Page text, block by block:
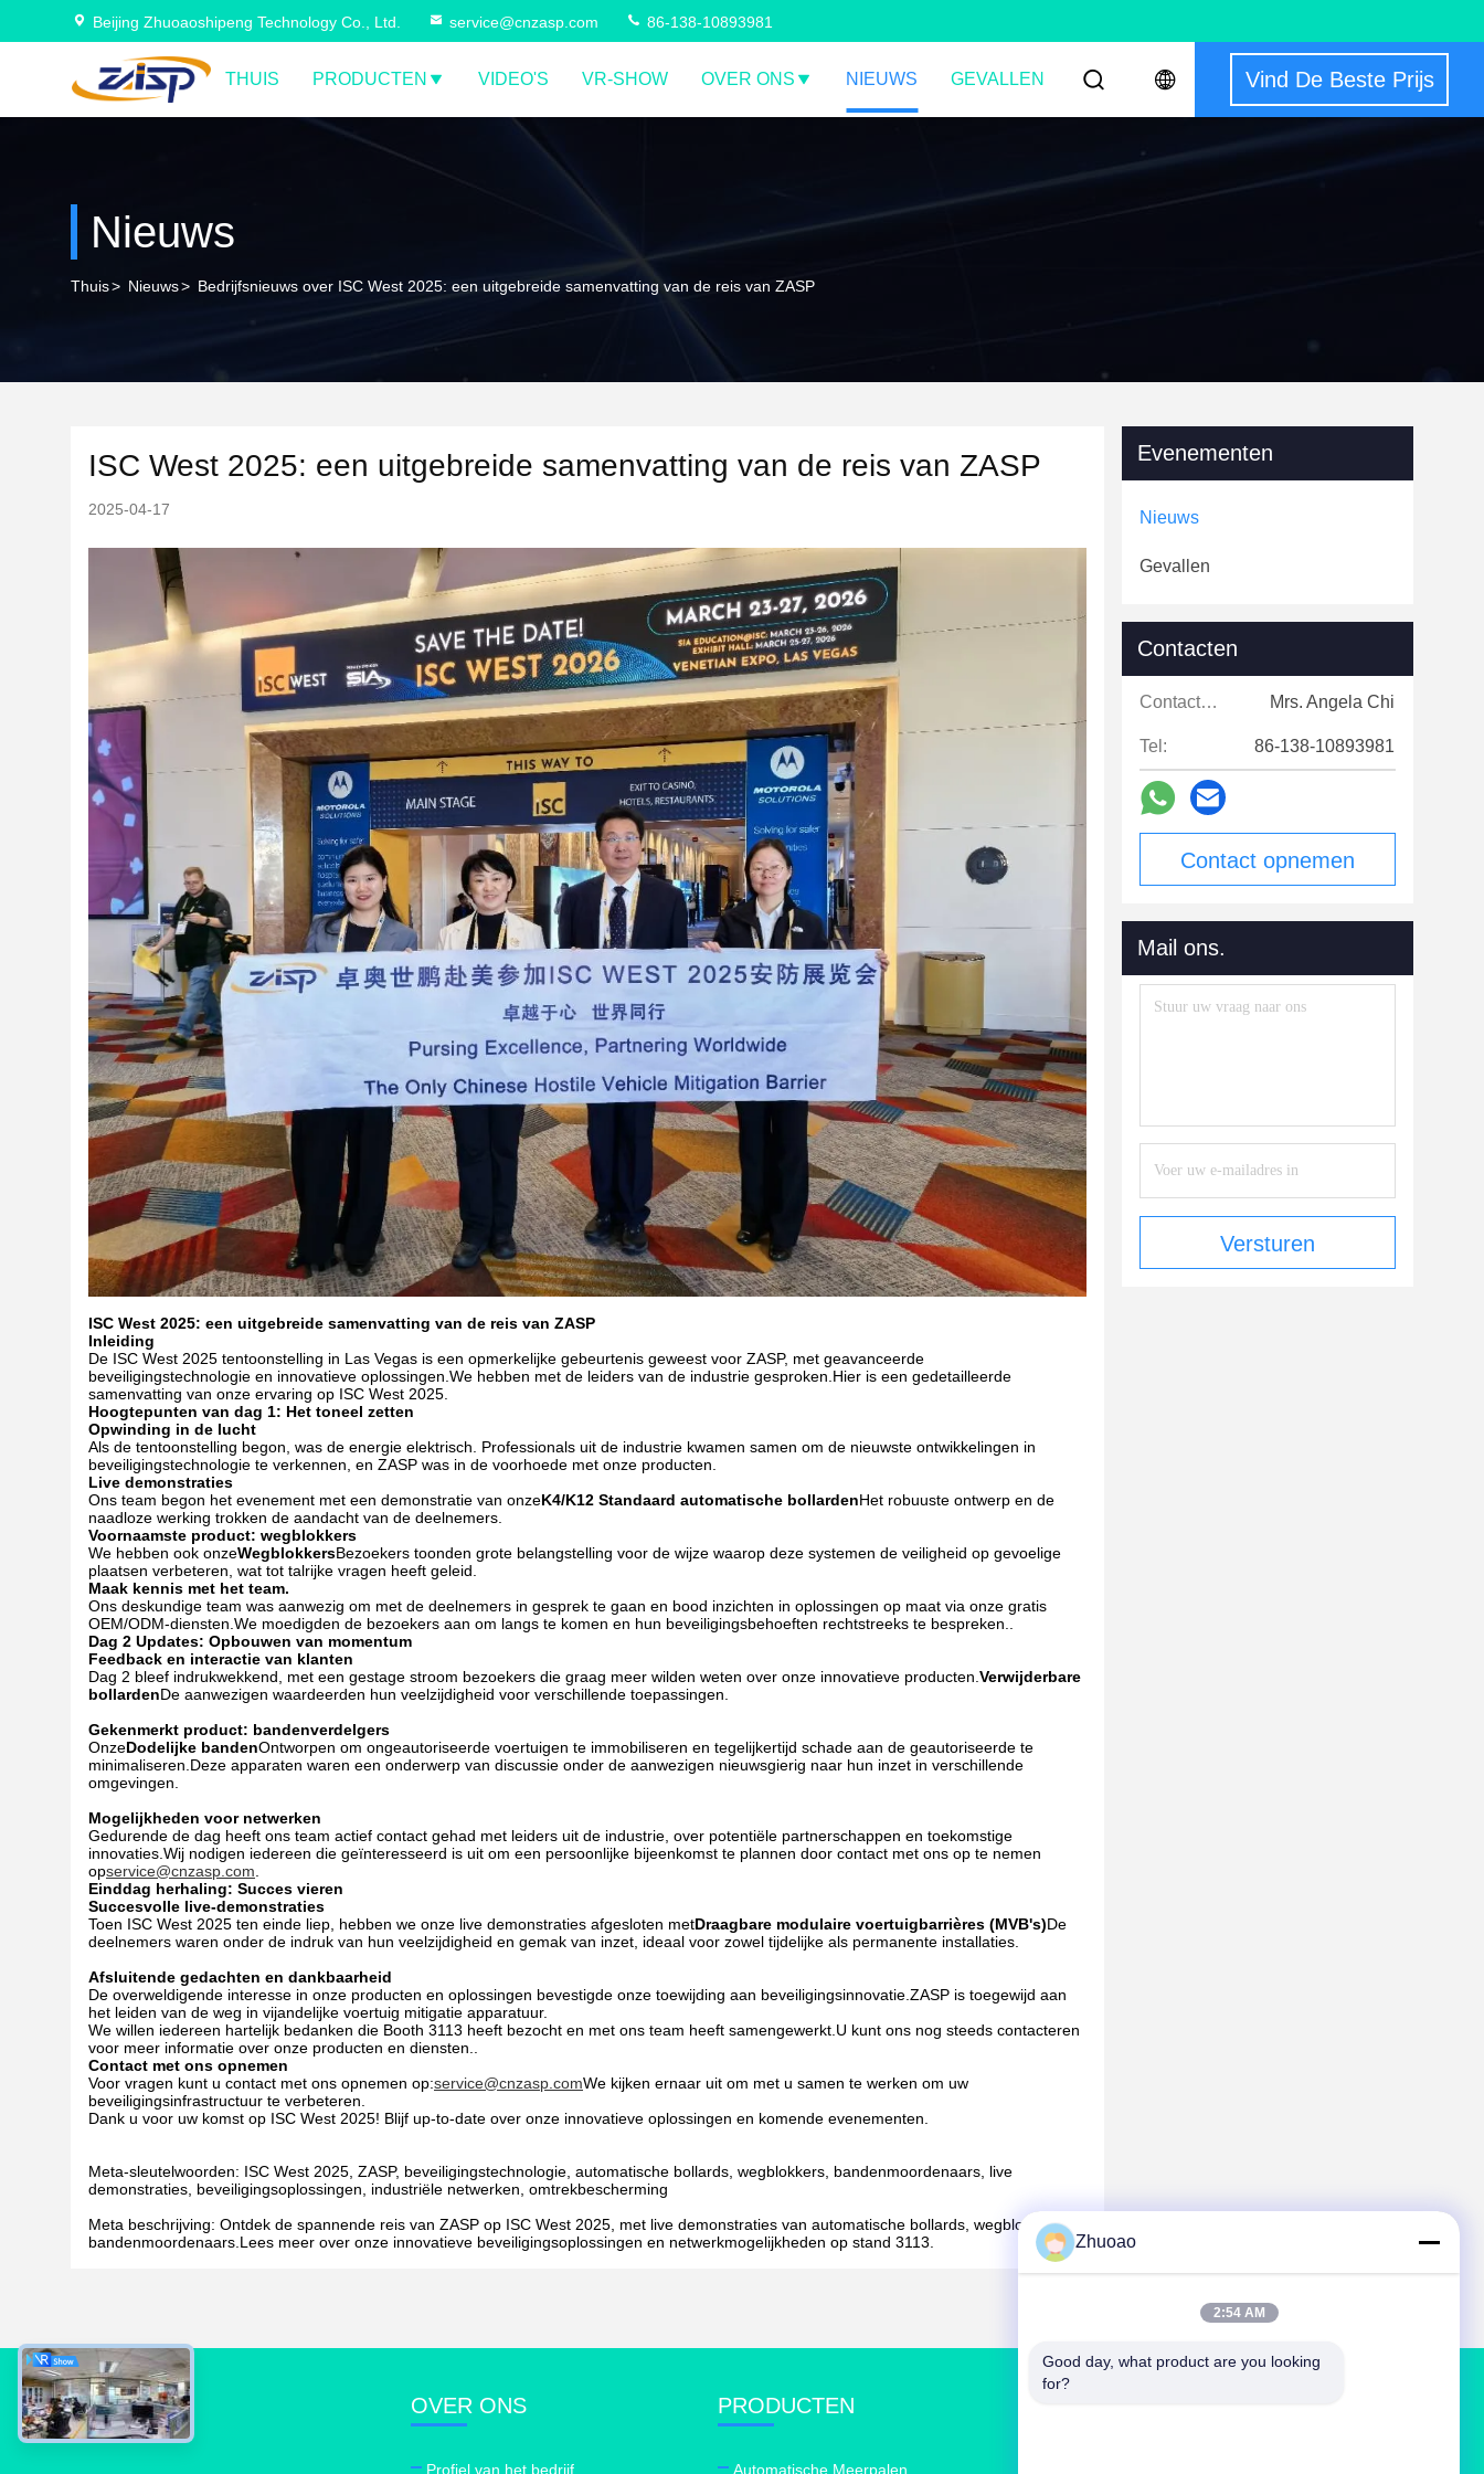
Beijing Zhuoaoshipeng Technology Co., Ltd. service@cnzasp.com 86-138-10893981
THUIS PRODUCTEN VIDEO'S VR-SHOW OVER ONS NIEUWS GEVALLEN Vind De Beste Prijs
Nieuws
Thuis> Nieuws> Bedrijfsnieuws over ISC West 2025: een uitgebreide samenvatting van de reis van ZASP
ISC West 2025: een uitgebreide samenvatting van de reis van ZASP
2025-04-17
ISC West 2025: een uitgebreide samenvatting van de reis van ZASP
Inleiding
De ISC West 2025 tentoonstelling in Las Vegas is een opmerkelijke gebeurtenis geweest voor ZASP, met geavanceerde
beveiligingstechnologie en innovatieve oplossingen.We hebben met de leiders van de industrie gesproken.Hier is een gedetailleerde
samenvatting van onze ervaring op ISC West 2025.
Hoogtepunten van dag 1: Het toneel zetten
Opwinding in de lucht
Als de tentoonstelling begon, was de energie elektrisch. Professionals uit de industrie kwamen samen om de nieuwste ontwikkelingen in
beveiligingstechnologie te verkennen, en ZASP was in de voorhoede met onze producten.
Live demonstraties
Ons team begon het evenement met een demonstratie van onzeK4/K12 Standaard automatische bollardenHet robuuste ontwerp en de
naadloze werking trokken de aandacht van de deelnemers.
Voornaamste product: wegblokkers
We hebben ook onzeWegblokkersBezoekers toonden grote belangstelling voor de wijze waarop deze systemen de veiligheid op gevoelige
plaatsen verbeteren, wat tot talrijke vragen heeft geleid.
Maak kennis met het team.
Ons deskundige team was aanwezig om met de deelnemers in gesprek te gaan en bood inzichten in oplossingen op maat via onze gratis
OEM/ODM-diensten.We moedigden de bezoekers aan om langs te komen en hun beveiligingsbehoeften rechtstreeks te bespreken..
Dag 2 Updates: Opbouwen van momentum
Feedback en interactie van klanten
Dag 2 bleef indrukwekkend, met een gestage stroom bezoekers die graag meer wilden weten over onze innovatieve producten. Verwijderbare
bollardenDe aanwezigen waardeerden hun veelzijdigheid voor verschillende toepassingen.
Gekenmerkt product: bandenverdelgers
OnzeDodelijke bandenOntworpen om ongeautoriseerde voertuigen te immobiliseren en tegelijkertijd schade aan de geautoriseerde te
minimaliseren.Deze apparaten waren een onderwerp van discussie onder de aanwezigen nieuwsgierig naar hun inzet in verschillende
omgevingen.
Mogelijkheden voor netwerken
Gedurende de dag heeft ons team actief contact gehad met leiders uit de industrie, over potentiële partnerschappen en toekomstige
innovaties.Wij nodigen iedereen die geïnteresseerd is uit om een persoonlijke bijeenkomst te plannen door contact met ons op te nemen
opservice@cnzasp.com
Einddag herhaling: Succes vieren
Succesvolle live-demonstraties
Toen ISC West 2025 ten einde liep, hebben we onze live demonstraties afgesloten metDraagbare modulaire voertuigbarrières (MVB's)De
deelnemers waren onder de indruk van hun veelzijdigheid en gemak van inzet, ideaal voor zowel tijdelijke als permanente installaties.
Afsluitende gedachten en dankbaarheid
De overweldigende interesse in onze producten en oplossingen bevestigde onze toewijding aan beveiligingsinnovatie.ZASP is toegewijd aan
het leiden van de weg in vijandelijke voertuig mitigatie apparatuur.
We willen iedereen hartelijk bedanken die Booth 3113 heeft bezocht en met ons team heeft samengewerkt.U kunt ons nog steeds contacteren
voor meer informatie over onze producten en diensten..
Contact met ons opnemen
Voor vragen kunt u contact met ons opnemen op:service@cnzasp.comWe kijken ernaar uit om met u samen te werken om uw
beveiligingsinfrastructuur te verbeteren.
Dank u voor uw komst op ISC West 2025! Blijf up-to-date over onze innovatieve oplossingen en komende evenementen.
Meta-sleutelwoorden: ISC West 2025, ZASP, beveiligingstechnologie, automatische bollards, wegblokkers, bandenmoordenaars, live
demonstraties, beveiligingsoplossingen, industriële netwerken, omtrekbescherming
Meta beschrijving: Ontdek de spannende reis van ZASP op ISC West 2025, met live demonstraties van automatische bollards, wegblokkers en
bandenmoordenaars.Lees meer over onze innovatieve beveiligingsoplossingen en netwerkmogelijkheden op stand 3113.
Evenementen
Nieuws
Gevallen
Contacten
Contacten: Mrs. Angela Chi
Tel: 86-138-10893981
Contact opnemen
Mail ons.
Versturen
OVER ONS
Profiel van het bedrijf
PRODUCTEN
Automatische Meerpalen
Zhuoao
2:54 AM
Good day, what product are you looking
for?